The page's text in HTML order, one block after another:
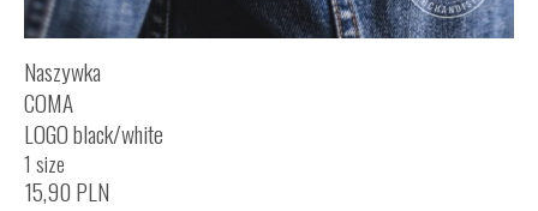
Naszywka
COMA
LOGO black/white
1 size
15,90 PLN